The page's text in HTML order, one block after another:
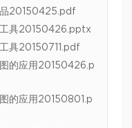
20150425.pdf
具20150426.pptx
具20150711.pdf
的应用20150426.p
的应用20150801.p